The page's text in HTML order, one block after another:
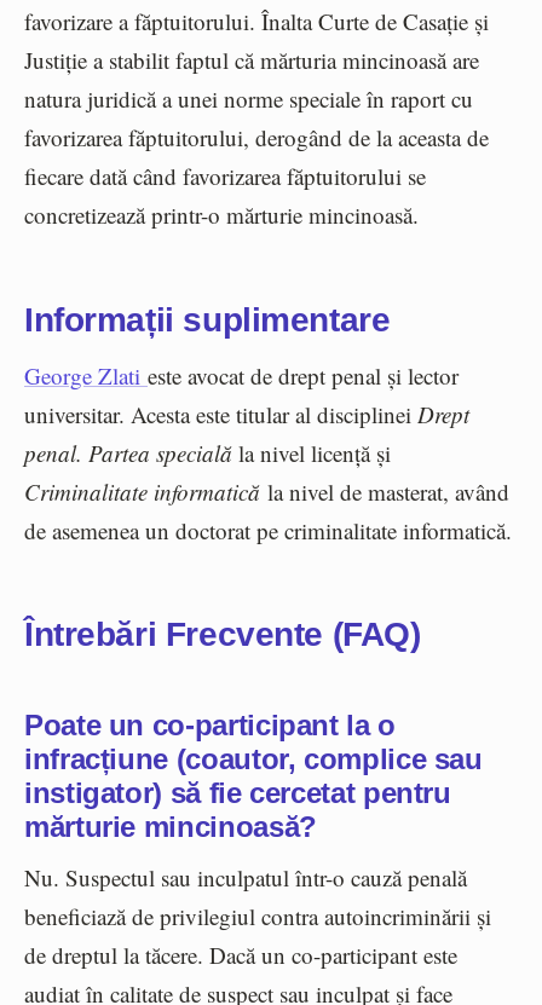
favorizare a făptuitorului. Înalta Curte de Casație și
Justiție a stabilit faptul că mărturia mincinoasă are
natura juridică a unei norme speciale în raport cu
favorizarea făptuitorului, derogând de la aceasta de
fiecare dată când favorizarea făptuitorului se
concretizează printr-o mărturie mincinoasă.
Informații suplimentare
George Zlati este avocat de drept penal și lector
universitar. Acesta este titular al disciplinei Drept
penal. Partea specială la nivel licență și
Criminalitate informatică la nivel de masterat, având
de asemenea un doctorat pe criminalitate informatică.
Întrebări Frecvente (FAQ)
Poate un co-participant la o
infracțiune (coautor, complice sau
instigator) să fie cercetat pentru
mărturie mincinoasă?
Nu. Suspectul sau inculpatul într-o cauză penală
beneficiază de privilegiul contra autoincriminării și
de dreptul la tăcere. Dacă un co-participant este
audiat în calitate de suspect sau inculpat și face